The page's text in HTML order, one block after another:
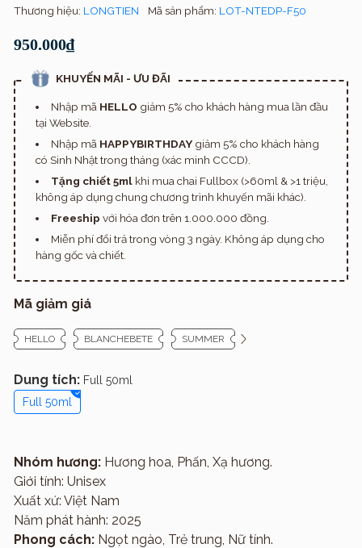
Thương hiệu: LONGTIEN Mã sản phẩm: LOT-NTEDP-F50
950.000₫
KHUYẾN MÃI - ƯU ĐÃI
Nhập mã HELLO giảm 5% cho khách hàng mua lần đầu
tại Website.
Nhập mã HAPPYBIRTHDAYgiảm 5% cho khách hàng
có Sinh Nhật trong tháng (xác minh CCCD).
Tặng chiết 5mlkhi mua chai Fullbox (>60ml & >1 triệu,
không áp dụng chung chương trình khuyến mãi khác).
Freeship với hóa đơn trên 1.000.000 đồng.
Miễn phí đổi trả trong vòng 3 ngày. Không áp dụng cho
hàng gốc và chiết.
Mã giảm giá
HELLO BLANCHEBETE SUMMER
Dung tích: Full 50ml
Full 50ml
Nhóm hương: Hương hoa, Phấn, Xạ hương.
Giới tính: Unisex
Xuất xứ: Việt Nam
Năm phát hành: 2025
Phong cách: Ngọt ngào, Trẻ trung, Nữ tính.